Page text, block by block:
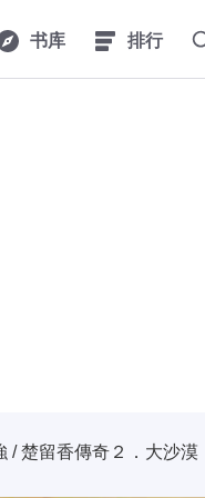
书库 排行
/ 楚留香傳奇２．大沙漠